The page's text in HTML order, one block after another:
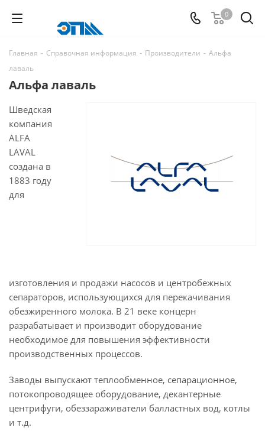
0
Главная - Справочная информация - Производители - Альфа
лаваль
Альфа лаваль
Шведская
компания
ALFA
LAVAL
создана в
1883 году
для
изготовления и продажи насосов и центробежных
сепараторов, использующихся для перекачивания
обезжиренного молока. В 21 веке концерн
разрабатывает и производит оборудование
необходимое для повышения эффективности
производственных процессов.
Заводы выпускают теплообменное, сепарационное,
потокопроводящее оборудование, декантерные
центрифуги, обеззараживатели балластных вод, котлы
и т.д.